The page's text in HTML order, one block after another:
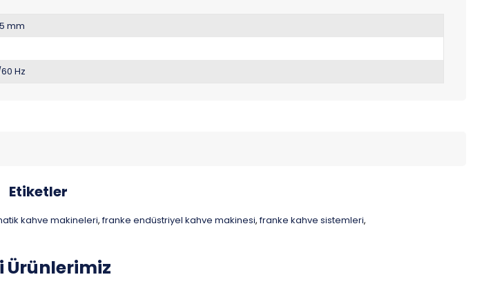
mm
Hz
Etiketler
kahve makineleri, franke endüstriyel kahve makinesi, franke kahve sistemleri,
Ürünlerimiz